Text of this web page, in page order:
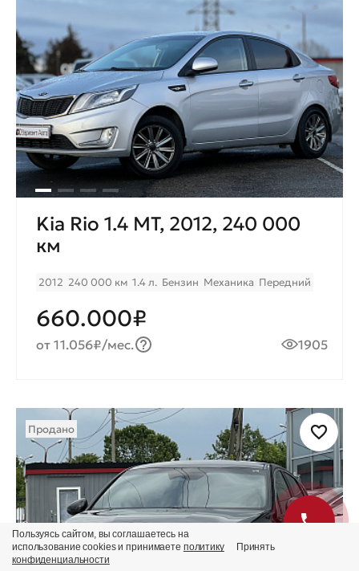
Kia Rio 1.4 MТ, 2012, 240 000
км
2012 240 000 км 1.4 л. Бензин Механика Передний
660.000₽
от 11.056₽/мес. 1905
Продано
Пользуясь сайтом, вы соглашаетесь на
использование cookies и принимаете политику
конфиденциальности
Принять